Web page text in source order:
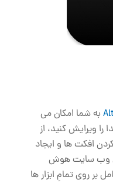
به شما امکان می
ویرایش کنید، از
افکت ‌ها و ایجاد
وب سایت هوش
بر روی تمامِ ابزار ها